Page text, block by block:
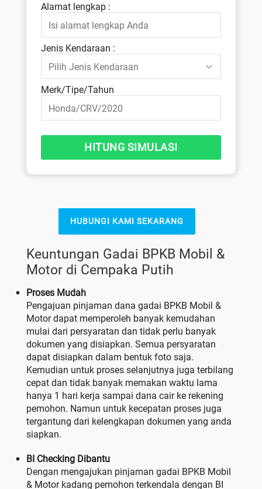
Alamat lengkap :
Jenis Kendaraan :
Merk/Tipe/Tahun
HUBUNGI KAMI SEKARANG
Keuntungan Gadai BPKB Mobil &
Motor di Cempaka Putih
Proses Mudah
Pengajuan pinjaman dana gadai BPKB Mobil &
Motor dapat memperoleh banyak kemudahan
mulai dari persyaratan dan tidak perlu banyak
dokumen yang disiapkan. Semua persyaratan
dapat disiapkan dalam bentuk foto saja.
Kemudian untuk proses selanjutnya juga terbilang
cepat dan tidak banyak memakan waktu lama
hanya 1 hari kerja sampai dana cair ke rekening
pemohon. Namun untuk kecepatan proses juga
tergantung dari kelengkapan dokumen yang anda
siapkan.
BI Checking Dibantu
Dengan mengajukan pinjaman gadai BPKB Mobil
& Motor kadang pemohon terkendala dengan BI